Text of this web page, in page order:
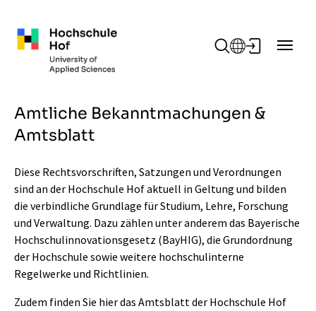
Amtliche Bekanntmachungen &
Amtsblatt
Diese Rechtsvorschriften, Satzungen und Verordnungen
sind an der Hochschule Hof aktuell in Geltung und bilden
die verbindliche Grundlage für Studium, Lehre, Forschung
und Verwaltung. Dazu zählen unter anderem das Bayerische
Hochschulinnovationsgesetz (BayHIG), die Grundordnung
der Hochschule sowie weitere hochschulinterne
Regelwerke und Richtlinien.
Zudem finden Sie hier das Amtsblatt der Hochschule Hof